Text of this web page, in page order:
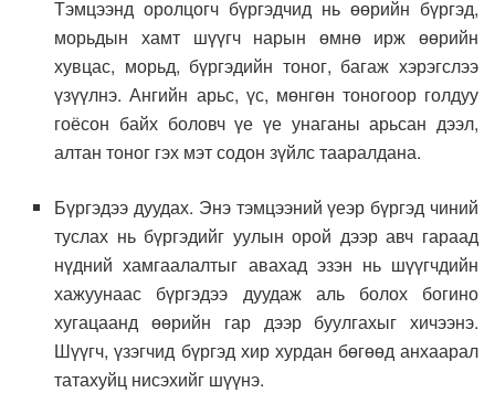
Тэмцээнд оролцогч бүргэдчид нь өөрийн бүргэд,
морьдын хамт шүүгч нарын өмнө ирж өөрийн
хувцас, морьд, бүргэдийн тоног, багаж хэрэгслээ
үзүүлнэ. Ангийн арьс, үс, мөнгөн тоногоор голдуу
гоёсон байх боловч үе үе унаганы арьсан дээл,
алтан тоног гэх мэт содон зүйлс тааралдана.
Бүргэдээ дуудах. Энэ тэмцээний үеэр бүргэд чиний
туслах нь бүргэдийг уулын орой дээр авч гараад
нүдний хамгаалалтыг авахад эзэн нь шүүгчдийн
хажуунаас бүргэдээ дуудаж аль болох богино
хугацаанд өөрийн гар дээр буулгахыг хичээнэ.
Шүүгч, үзэгчид бүргэд хир хурдан бөгөөд анхаарал
татахуйц нисэхийг шүүнэ.